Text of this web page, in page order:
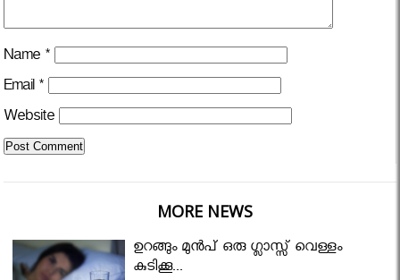
Name *
Email *
Website
MORE NEWS
ഉറങ്ങും മുന്‍പ് ഒരു ഗ്ലാസ്സ് വെള്ളം
കുടിക്കൂ...